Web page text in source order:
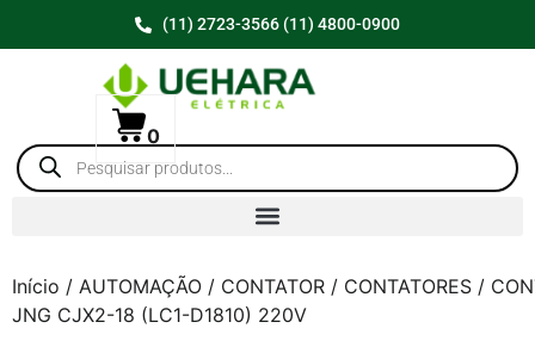
(11) 2723-3566 (11) 4800-0900
0
Início / AUTOMAÇÃO / CONTATOR / CONTATORES /
JNG CJX2-18 (LC1-D1810) 220V